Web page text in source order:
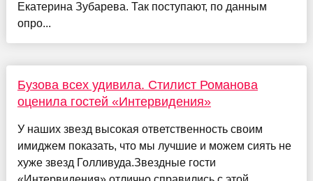
Екатерина Зубарева. Так поступают, по данным
опро...
Бузова всех удивила. Стилист Романова
оценила гостей «Интервидения»
У наших звезд высокая ответственность своим
имиджем показать, что мы лучшие и можем сиять не
хуже звезд Голливуда.Звездные гости